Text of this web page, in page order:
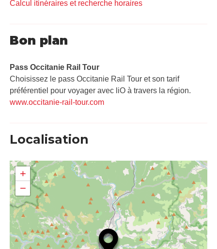
Calcul itinéraires et recherche horaires
Bon plan
Pass Occitanie Rail Tour​
Choisissez le pass Occitanie Rail Tour et son tarif
préférentiel pour voyager avec liO à travers la région.
www.occitanie-rail-tour.com
Localisation
+
−